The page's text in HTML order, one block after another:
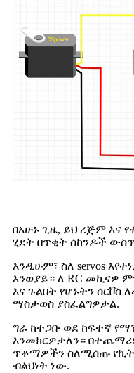
በአሁኑ ጊዜ, ይህ ረጅም እና
ሂደት በጥቂት ሰከንዶች
እንዲሁም፣ ስለ servos
እንወያይ። ለ RC መኪናዎ
እና ጉልበት የሆኑትን
ማስታወስ ያስፈልግዎታል.
ግራ ከተጋቡ ወደ ከፍተኛ
እንመክርዎታለን።
ጥቆማዎችን ስለሚሰጡ
ብልህነት ነው.